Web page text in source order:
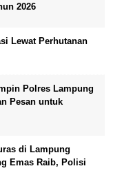
2026
Lewat Perhutanan
Polres Lampung
Pesan untuk
di Lampung
Emas Raib, Polisi